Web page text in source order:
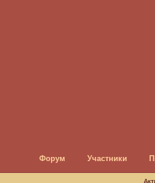
Форум Участники